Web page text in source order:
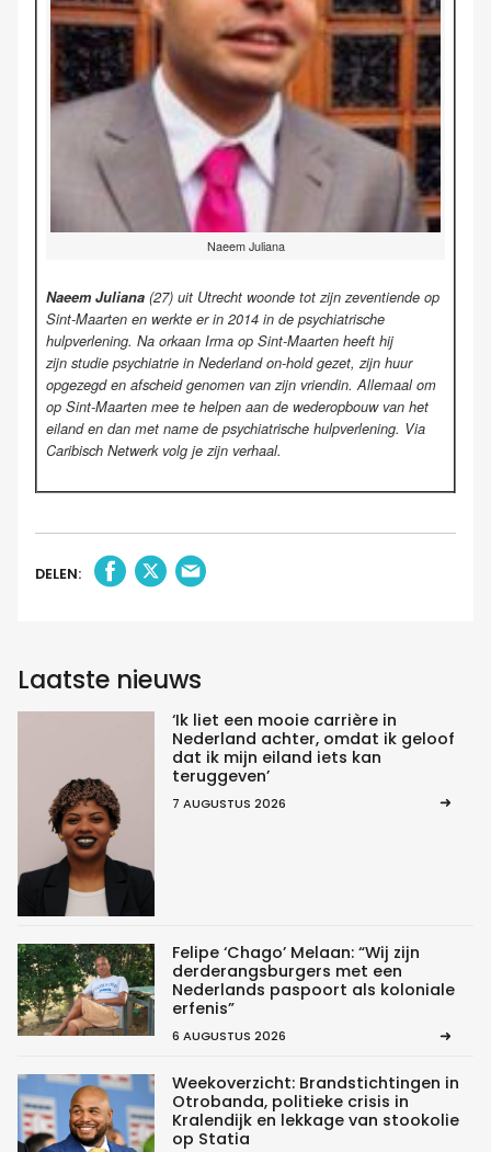
Naeem Juliana
Naeem Juliana (27) uit Utrecht woonde tot zijn zeventiende op
Sint-Maarten en werkte er in 2014 in de psychiatrische
hulpverlening. Na orkaan Irma op Sint-Maarten heeft hij
zijn studie psychiatrie in Nederland on-hold gezet, zijn huur
opgezegd en afscheid genomen van zijn vriendin. Allemaal om
op Sint-Maarten mee te helpen aan de wederopbouw van het
eiland en dan met name de psychiatrische hulpverlening. Via
Caribisch Netwerk volg je zijn verhaal.
DELEN:
Laatste nieuws
‘Ik liet een mooie carrière in
Nederland achter, omdat ik geloof
dat ik mijn eiland iets kan
teruggeven’
7 AUGUSTUS 2026
Felipe ‘Chago’ Melaan: “Wij zijn
derderangsburgers met een
Nederlands paspoort als koloniale
erfenis”
6 AUGUSTUS 2026
Weekoverzicht: Brandstichtingen in
Otrobanda, politieke crisis in
Kralendijk en lekkage van stookolie
op Statia